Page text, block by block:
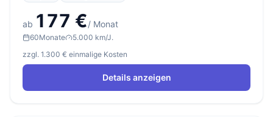
ab 177 €/ Monat
60Monate
5.000 km/J.
zzgl. 1.300 € einmalige Kosten
Details anzeigen